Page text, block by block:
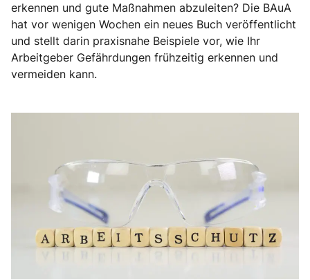
erkennen und gute Maßnahmen abzuleiten? Die BAuA
hat vor wenigen Wochen ein neues Buch veröffentlicht
und stellt darin praxisnahe Beispiele vor, wie Ihr
Arbeitgeber Gefährdungen frühzeitig erkennen und
vermeiden kann.